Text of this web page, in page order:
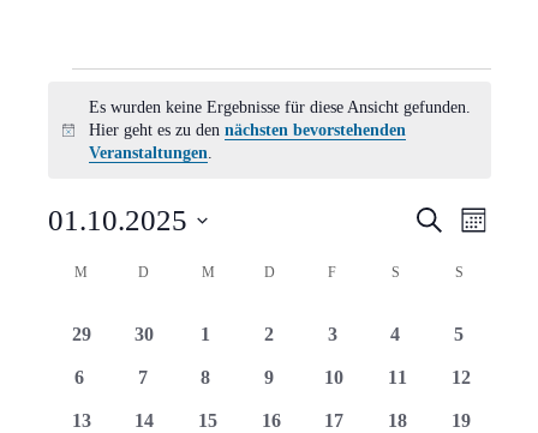
Hinweis
Es wurden keine Ergebnisse für diese Ansicht gefunden.
Hier geht es zu den nächsten bevorstehenden
Veranstaltungen.
Suche
SucheMonat
01.10.2025
Kalender
von
Veranstaltungen
M MONTAG
DDIENSTAG
M MITTWOCH
D DONNERSTAG
F FREITAGS SAMSTAG
S
0
29
0
30
0
1
0
2
0
3
0
4
0
5
0
6
0
7
0
8
0
9
0
10
0
11
0
12
0
13
0
14
0
15
0
16
0
17
0
18
0
19